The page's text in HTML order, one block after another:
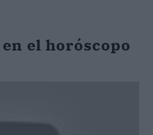
el horóscopo